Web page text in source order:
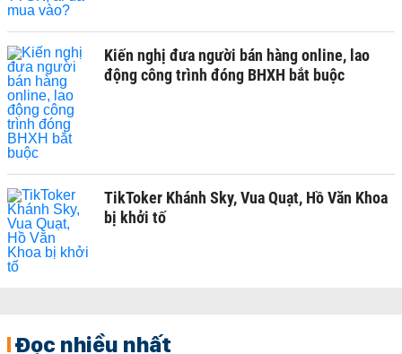
Kiến nghị đưa người bán hàng online, lao
động công trình đóng BHXH bắt buộc
TikToker Khánh Sky, Vua Quạt, Hồ Văn Khoa
bị khởi tố
Đọc nhiều nhất